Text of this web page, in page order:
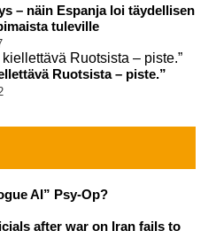
– näin Espanja loi täydellisen
tuleville
Ruotsista – piste.”
AI” Psy-Op?
after war on Iran fails to